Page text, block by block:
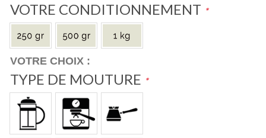
VOTRE CONDITIONNEMENT *
TYPE DE MOUTURE *